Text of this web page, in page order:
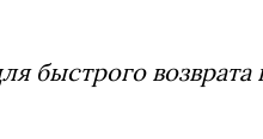
возврата